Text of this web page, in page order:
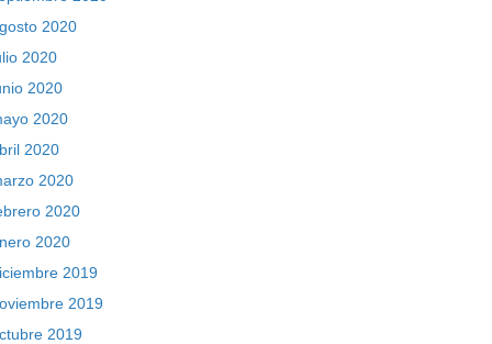
2020
2020
2020
2020
2020
2020
2020
2020
2019
2019
2019